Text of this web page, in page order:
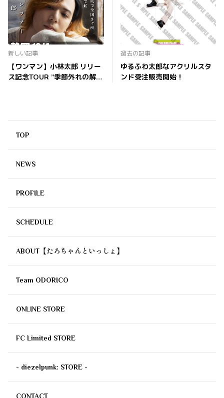
新しい記事
【ワンマン】小林太郎 リリー
ス記念TOUR ”季節外れの解の
過去の記事
ゆるふわ太郎なアクリルスタ
ンド受注販売開始！
TOP
NEWS
PROFILE
SCHEDULE
ABOUT【たろちゃんといっしょ】
Team ODORICO
ONLINE STORE
FC Limited STORE
- diezelpunk: STORE -
CONTACT